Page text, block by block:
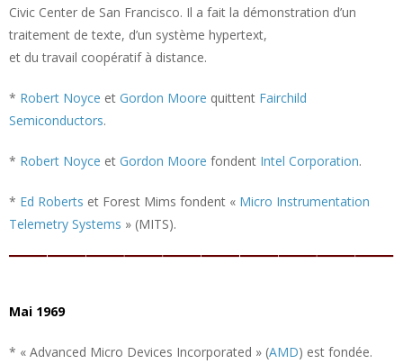
Civic Center de San Francisco. Il a fait la démonstration d’un
traitement de texte, d’un système hypertext,
et du travail coopératif à distance.
* Robert Noyce et Gordon Moore quittent Fairchild
Semiconductors.
* Robert Noyce et Gordon Moore fondent Intel Corporation.
* Ed Roberts et Forest Mims fondent « Micro Instrumentation
Telemetry Systems » (MITS).
Mai 1969
* « Advanced Micro Devices Incorporated » (AMD) est fondée.